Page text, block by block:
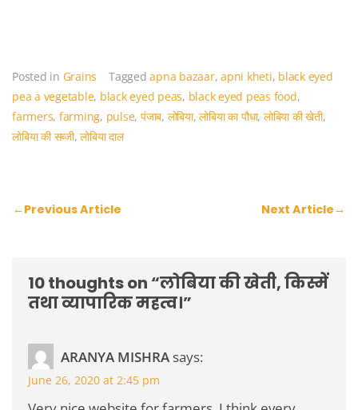
Posted in Grains Taggedapna bazaar, apni kheti, black eyed
pea a vegetable, black eyed peas, black eyed peas food,
farmers, farming, pulse, पंजाब, लोबिया,लोबिया का पौधा, लोबिया की खेती,
लोबिया की सब्जी,लोबिया दाल
Post
←Previous Article Next Article→
10 thoughts on “लोबिया की खेती, किस्में
तथा व्यापारिक महत्व।”
ARANYA MISHRA says:
June 26, 2020 at 2:45 pm